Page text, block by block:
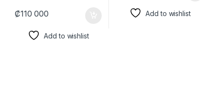
₡110 000
Add to wishlist
Add to wishlist